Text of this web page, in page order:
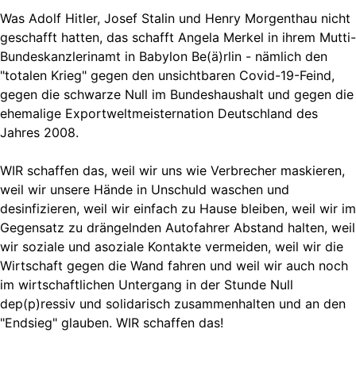
Was Adolf Hitler, Josef Stalin und Henry Morgenthau nicht
geschafft hatten, das schafft Angela Merkel in ihrem Mutti-
Bundeskanzlerinamt in Babylon Be(ä)rlin - nämlich den
"totalen Krieg" gegen den unsichtbaren Covid-19-Feind,
gegen die schwarze Null im Bundeshaushalt und gegen die
ehemalige Exportweltmeisternation Deutschland des
Jahres 2008.
WIR schaffen das, weil wir uns wie Verbrecher maskieren,
weil wir unsere Hände in Unschuld waschen und
desinfizieren, weil wir einfach zu Hause bleiben, weil wir im
Gegensatz zu drängelnden Autofahrer Abstand halten, weil
wir soziale und asoziale Kontakte vermeiden, weil wir die
Wirtschaft gegen die Wand fahren und weil wir auch noch
im wirtschaftlichen Untergang in der Stunde Null
dep(p)ressiv und solidarisch zusammenhalten und an den
"Endsieg" glauben. WIR schaffen das!